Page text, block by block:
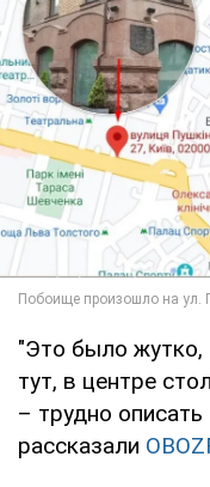
"Это было жутко,
тут, в центре
– трудно
рассказали